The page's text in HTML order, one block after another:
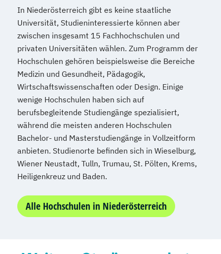
In Niederösterreich gibt es keine staatliche
Universität, Studieninteressierte können aber
zwischen insgesamt 15 Fachhochschulen und
privaten Universitäten wählen. Zum Programm der
Hochschulen gehören beispielsweise die Bereiche
Medizin und Gesundheit, Pädagogik,
Wirtschaftswissenschaften oder Design. Einige
wenige Hochschulen haben sich auf
berufsbegleitende Studiengänge spezialisiert,
während die meisten anderen Hochschulen
Bachelor- und Masterstudiengänge in Vollzeitform
anbieten. Studienorte befinden sich in Wieselburg,
Wiener Neustadt, Tulln, Trumau, St. Pölten, Krems,
Heiligenkreuz und Baden.
Alle Hochschulen in Niederösterreich